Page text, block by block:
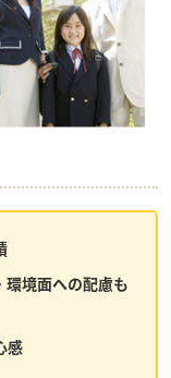
環境面への配慮も
感